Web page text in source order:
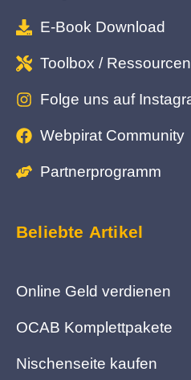
E-Book Download
Toolbox / Ressourcen
Folge uns auf
Webpirat Community
Partnerprogramm
Beliebte Artikel
Online Geld verdienen
OCAB Komplettpakete
Nischenseite kaufen